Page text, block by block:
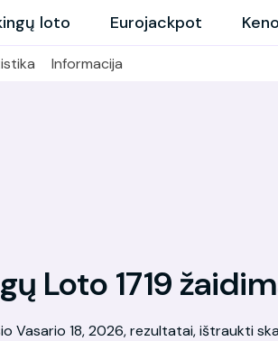
loto Eurojackpot
Informacija
Loto 1719
Vasario 18, 2026, rezultatai, ištraukti